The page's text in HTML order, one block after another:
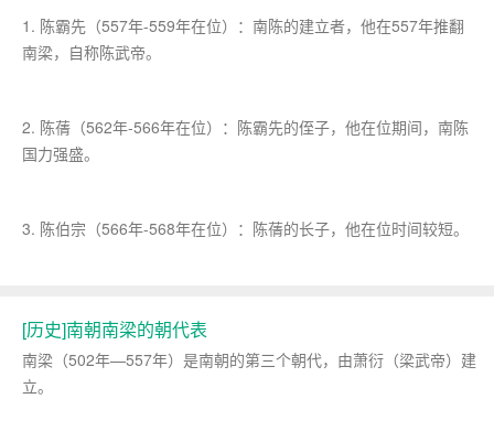
1. 陈霸先（557年-559年在位）：南陈的建立者，他在557年推翻
南梁，自称陈武帝。
2. 陈蒨（562年-566年在位）：陈霸先的侄子，他在位期间，南陈
国力强盛。
3. 陈伯宗（566年-568年在位）：陈蒨的长子，他在位时间较短。
[历史]南朝南梁的朝代表
南梁（502年—557年）是南朝的第三个朝代，由萧衍（梁武帝）建
立。